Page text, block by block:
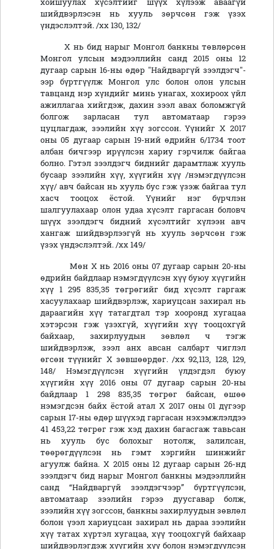
хойшуулах хүсэлтийг шүүх хүлээж аваагүй
шийдвэрлэсэн нь хууль зөрчсөн гэж үзэх
үндэслэлтэй. /хх 130, 132/
Х нь бид нарыг Монгол банкны төвлөрсөн
Монгол улсын мэдээллийн санд 2015 оны 12
дугаар сарын 16-ны өдөр "Найдваргүй зээлдэгч"-
ээр бүртгүүлж Монгол улс болон олон улсын
тавцанд нэр хүндийг минь унагах, хохироох үйл
ажиллагаа хийгдэж, дахин зээл авах боломжгүй
болгож зарласан тул автоматаар гэрээ
цуцлагдаж, зээлийн хүү зогссон. Үүнийг Х 2017
оны 05 дугаар сарын 19-ний өдрийн 6/1734 тоот
албан бичгээр ирүүлсэн хариу гэрчилж байгаа
болно. Гэтэл зээлдэгч биднийг дарамтлаж хууль
бусаар зээлийн хүү, хүүгийн хүү /нэмэгдүүлсэн
хүү/ авч байсан нь хууль бус гэж үзэж байгаа тул
хасч тооцох ёстой. Үүнийг нэг бүрчлэн
шалгуулахаар олон удаа хүсэлт гаргасан боловч
шүүх зээлдэгч бидний хүсэлтийг хүлээн авч
хангаж шийдвэрлээгүй нь хууль зөрчсөн гэж
үзэх үндэслэлтэй. /хх 149/
Мөн Х нь 2016 оны 07 дугаар capын 20-ны
өдрийн байдлаар нэмэгдүүлсэн хүү буюу хүүгийн
хүү 1 295 835,35 төгрөгийг бид хүсэлт гаргаж
хасуулахаар шийдвэрлэж, хариуцсан захирал нь
дараагийн хүү татагдтал тэр хооронд хугацаа
хэтэрсэн гэж үзэхгүй, хүүгийн хүү тооцохгүй
байхаар, захирлуудын зөвлөл ч тэгж
шийдвэрлэж, зээл анх авсан салбарт чиглэл
өгсөн түүнийг Х зөвшөөрдөг. /хх 92,113, 128, 129,
148/ Нэмэгдүүлсэн хүүгийн үлдэгдэл буюу
хүүгийн хүү 2016 оны 07 дугаар сарын 20-ны
байдлаар 1 298 835,35 төгрөг байсан, өшөө
нэмэгдсэн байх ёстой атал Х 2017 оны 01 дүгээр
сарын 17-ны өдөр шүүхэд гаргасан нэхэмжлэлдээ
41 453,22 төгрөг гэж хэд дахин багасгаж тавьсан
нь хууль бус болохыг нотолж, залилсан,
төөрөгдүүлсэн нь гэмт хэргийн шинжийг
агуулж байна. Х 2015 оны 12 дугаар сарын 26-нд
зээлдэгч бид нарыг Монгол банкны мэдээллийн
санд “Найдваргүй зээлдэгчээр” бүртгүүлсэн,
автоматаар зээлийн гэрээ дуусгавар болж,
зээлийн хүү зогссон, банкны захирлуудын зөвлөл
болон үээл хариуцсан захирал нь дараа зээлийн
хүү татах хүртэл хугацаа, хүү тооцохгүй байхаар
шийдвэрлэгдэж хүүгийн хүү болон нэмэгдүүлсэн